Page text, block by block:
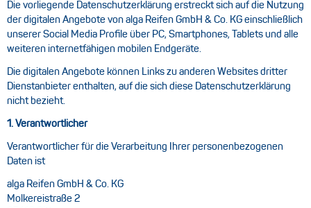
Die vorliegende Datenschutzerklärung erstreckt sich auf die Nutzung
der digitalen Angebote von alga Reifen GmbH & Co. KG einschließlich
unserer Social Media Profile über PC, Smartphones, Tablets und alle
weiteren internetfähigen mobilen Endgeräte.
Die digitalen Angebote können Links zu anderen Websites dritter
Dienstanbieter enthalten, auf die sich diese Datenschutzerklärung
nicht bezieht.
1. Verantwortlicher
Verantwortlicher für die Verarbeitung Ihrer personenbezogenen
Daten ist
alga Reifen GmbH & Co. KG
Molkereistraße 2